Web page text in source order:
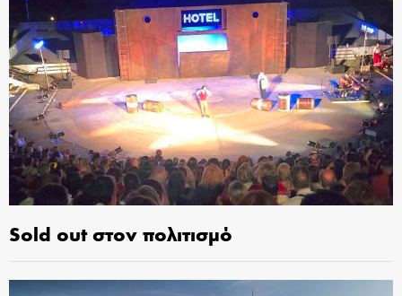
Sold out στον πολιτισμό